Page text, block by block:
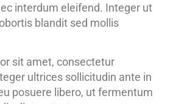
interdum eleifend. Integer ut
blandit sed mollis
sit amet, consectetur
ultrices sollicitudin ante in
posuere libero, ut fermentum